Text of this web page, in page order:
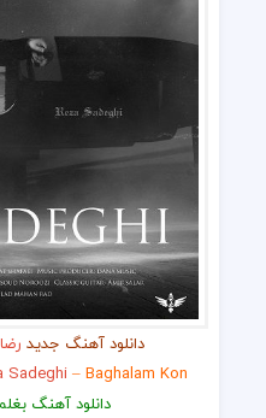
دانلود آهنگ جدید
Sadeghi– Baghalam Kon
دانلود آهنگ